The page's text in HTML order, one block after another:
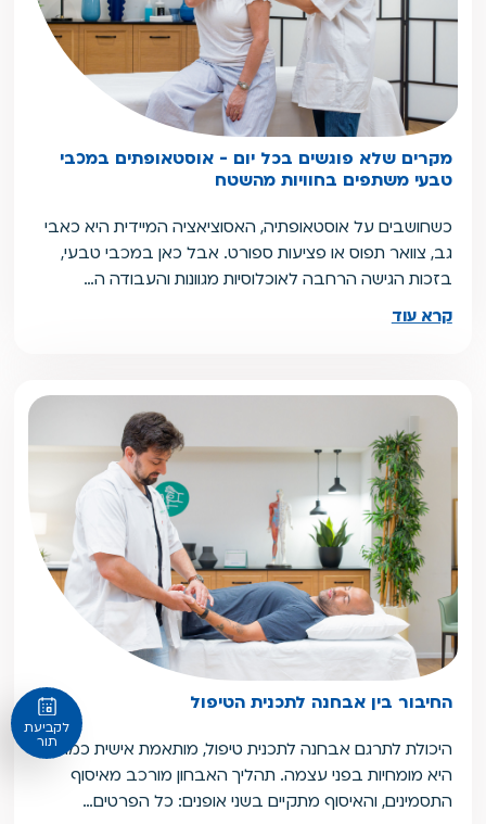
לקביעת
תור
מקרים שלא פוגשים בכל יום - אוסטאופתים במכבי
טבעי משתפים בחוויות מהשטח
כשחושבים על אוסטאופתיה, האסוציאציה המיידית היא כאבי
גב, צוואר תפוס או פציעות ספורט. אבל כאן במכבי טבעי,
בזכות הגישה הרחבה לאוכלוסיות מגוונות והעבודה ה…
קרא עוד
החיבור בין אבחנה לתכנית הטיפול
היכולת לתרגם אבחנה לתכנית טיפול, מותאמת אישית כמובן,
היא מומחיות בפני עצמה. תהליך האבחון מורכב מאיסוף
התסמינים, והאיסוף מתקיים בשני אופנים: כל הפרטים…